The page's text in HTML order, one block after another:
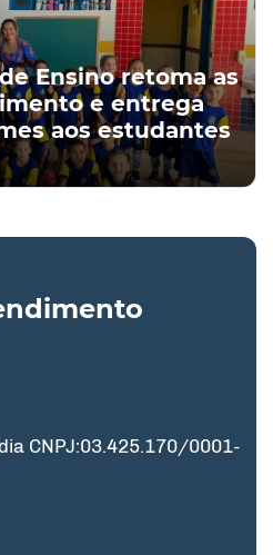
Ensino retoma as
e entrega
aos estudantes
CNPJ:03.425.170/0001-